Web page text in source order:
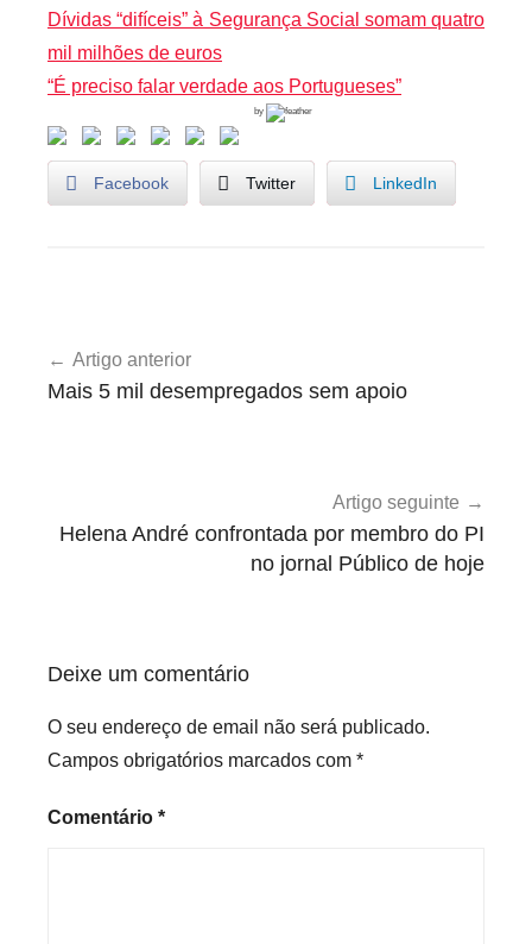
Dívidas “difíceis” à Segurança Social somam quatro
mil milhões de euros
“É preciso falar verdade aos Portugueses”
by
Facebook Twitter LinkedIn
d
de
Artigo anterior
Mais 5 mil desempregados sem apoio
Artigo seguinte
Helena André confrontada por membro do PI
no jornal Público de hoje
Deixe um comentário
O seu endereço de email não será publicado.
Campos obrigatórios marcados com *
Comentário *